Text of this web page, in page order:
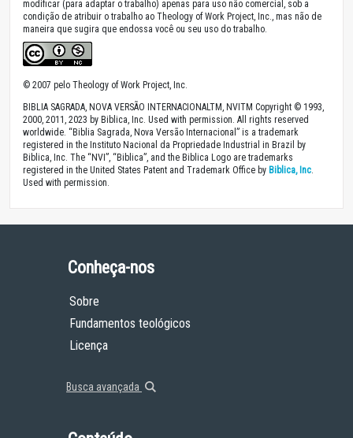
modificar (para adaptar o trabalho) apenas para uso não comercial, sob a
condição de atribuir o trabalho ao Theology of Work Project, Inc., mas não de
maneira que sugira que endossa você ou seu uso do trabalho.
© 2007 pelo Theology of Work Project, Inc.
BIBLIA SAGRADA, NOVA VERSÃO INTERNACIONALTM, NVITM Copyright © 1993,
2000, 2011, 2023 by Biblica, Inc. Used with permission. All rights reserved
worldwide. “Biblia Sagrada, Nova Versão Internacional” is a trademark
registered in the Instituto Nacional da Propriedade Industrial in Brazil by
Biblica, Inc. The “NVI”, “Biblica”, and the Biblica Logo are trademarks
registered in the United States Patent and Trademark Office by Biblica, Inc
Used with permission.
Conheça-nos
Sobre
Fundamentos teológicos
Licença
Busca avançada